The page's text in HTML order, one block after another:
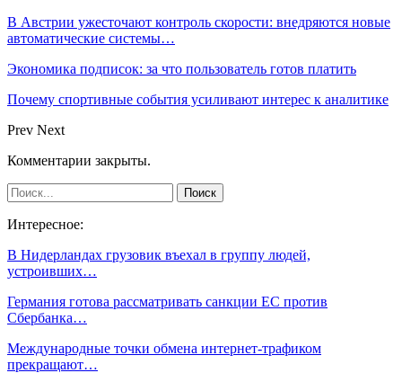
В Австрии ужесточают контроль скорости: внедряются новые
автоматические системы…
Экономика подписок: за что пользователь готов платить
Почему спортивные события усиливают интерес к аналитике
Prev Next
Комментарии закрыты.
Интересное:
В Нидерландах грузовик въехал в группу людей,
устроивших…
Германия готова рассматривать санкции ЕС против
Сбербанка…
Международные точки обмена интернет-трафиком
прекращают…